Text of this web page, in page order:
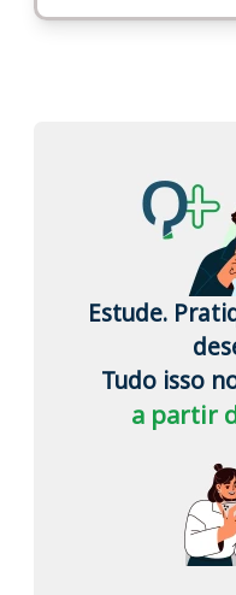
Estude.
Tudo isso
a partir